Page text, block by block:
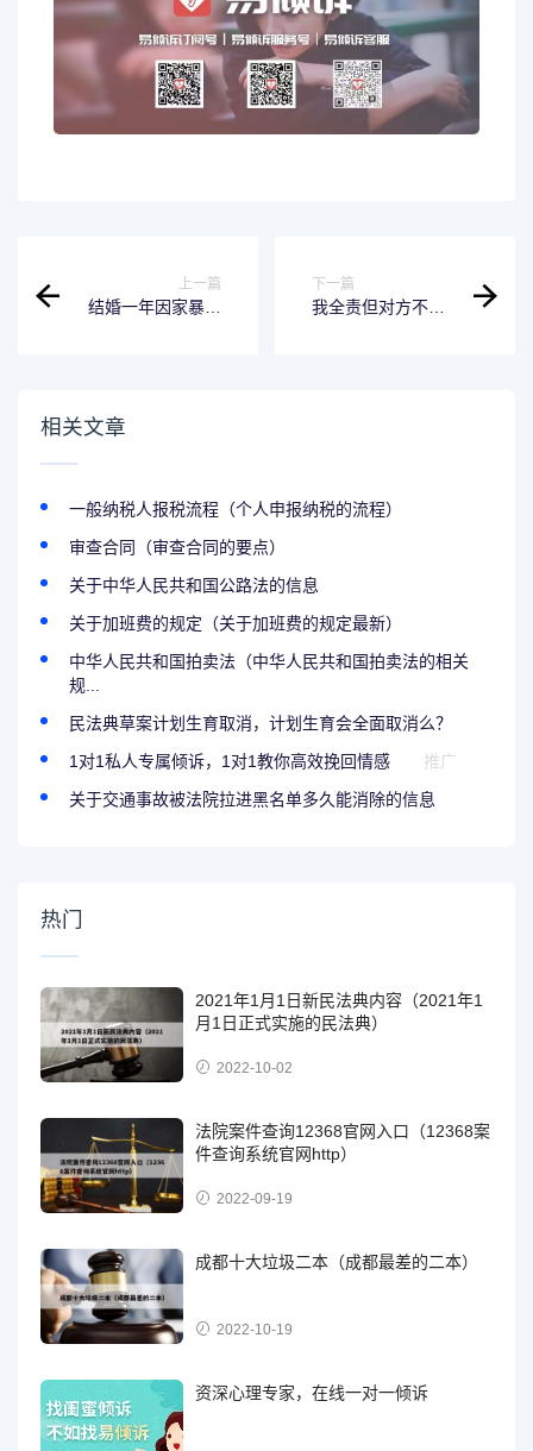
上一篇
结婚一年因家暴离
下一篇
我全责但对方不去
相关文章
一般纳税人报税流程（个人申报纳税的流程）
审查合同（审查合同的要点）
关于中华人民共和国公路法的信息
关于加班费的规定（关于加班费的规定最新）
中华人民共和国拍卖法（中华人民共和国拍卖法的相关
规...
民法典草案计划生育取消，计划生育会全面取消么？
1对1私人专属倾诉，1对1教你高效挽回情感
推广
关于交通事故被法院拉进黑名单多久能消除的信息
热门
2021年1月1日新民法典内容（2021年1
月1日正式实施的民法典）
2022-10-02
法院案件查询12368官网入口（12368案
件查询系统官网http）
2022-09-19
成都十大垃圾二本（成都最差的二本）
2022-10-19
资深心理专家，在线一对一倾诉